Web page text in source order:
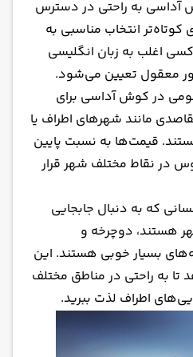
آداسی به راحتی در دسترس
انتخاب مناسبی به
اغلب به زبان انگلیسی
معقول تعیین می‌شود.
در کوش آداسی برای
مانند شهرهای اطراف یا
قیمت‌ها به نسبت پایین
در نقاط مختلف شهر قرار
که به دنبال جابجایی
هستند، دوچرخه و
بسیار خوبی هستند. این
به راحتی در مناطق مختلف
اطراف لذت ببرید.